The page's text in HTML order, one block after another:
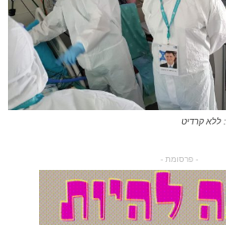
ללא קרדיט
- פרסומת -